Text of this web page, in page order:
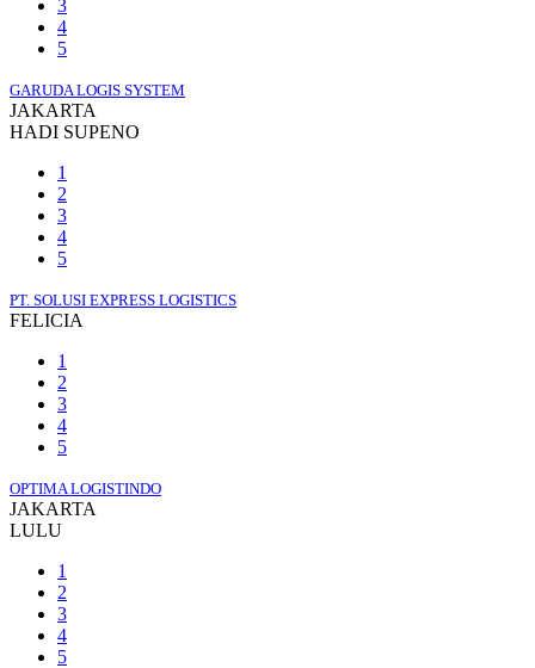
3
4
5
GARUDA LOGIS SYSTEM
JAKARTA
HADI SUPENO
1
2
3
4
5
PT. SOLUSI EXPRESS LOGISTICS
FELICIA
1
2
3
4
5
OPTIMA LOGISTINDO
JAKARTA
LULU
1
2
3
4
5